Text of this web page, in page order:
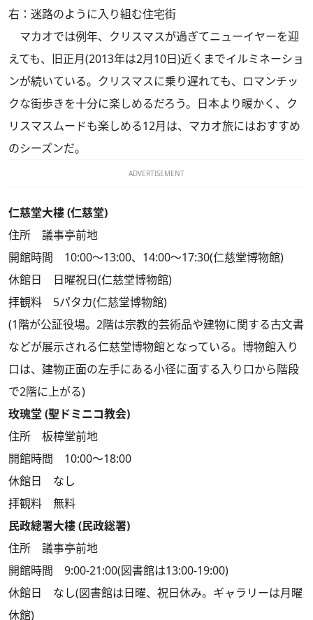
右：迷路のように入り組む住宅街
マカオでは例年、クリスマスが過ぎてニューイヤーを迎
えても、旧正月(2013年は2月10日)近くまでイルミネーショ
ンが続いている。クリスマスに乗り遅れても、ロマンチッ
クな街歩きを十分に楽しめるだろう。日本より暖かく、ク
リスマスムードも楽しめる12月は、マカオ旅にはおすすめ
のシーズンだ。
ADVERTISEMENT
仁慈堂大樓 (仁慈堂)
住所 議事亭前地
開館時間 10:00～13:00、14:00～17:30(仁慈堂博物館)
休館日 日曜祝日(仁慈堂博物館)
拝観料 5パタカ(仁慈堂博物館)
(1階が公証役場。2階は宗教的芸術品や建物に関する古文書
などが展示される仁慈堂博物館となっている。博物館入り
口は、建物正面の左手にある小径に面する入り口から階段
で2階に上がる)
玫瑰堂 (聖ドミニコ教会)
住所 板樟堂前地
開館時間 10:00～18:00
休館日 なし
拝観料 無料
民政總署大樓 (民政総署)
住所 議事亭前地
開館時間 9:00-21:00(図書館は13:00-19:00)
休館日 なし(図書館は日曜、祝日休み。ギャラリーは月曜
休館)